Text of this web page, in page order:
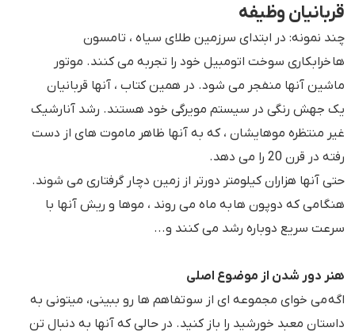
قربانیان وظیفه
چند نمونه: در ابتدای سرزمین طلای سیاه ، تامسون
ها خرابکاری سوخت اتومبیل خود را تجربه می کنند. موتور
ماشین آنها منفجر می شود. در همین کتاب ، آنها قربانیان
یک جهش رنگی در سیستم مویرگی خود هستند. رشد آنارشیک
غیر منتظره موهایشان ، که به آنها ظاهر ماموت های از دست
رفته در قرن 20 را می دهد.
حتی آنها هزاران کیلومتر دورتر از زمین دچار گرفتاری می شوند.
هنگامی که دوپون ها به ماه می روند ، موها و ریش آنها با
سرعت سریع دوباره رشد می کنند و...
هنر دور شدن از موضوع اصلی
اگه می خوای مجموعه ای از سو تفاهم ها رو ببینی، میتونی به
داستان معبد خورشید را باز کنید. در حالی که آنها به دنبال تن